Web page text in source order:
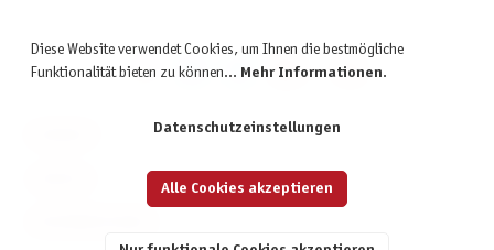
Diese Website verwendet Cookies, um Ihnen die bestmögliche
Funktionalität bieten zu können... Mehr Informationen.
Datenschutzeinstellungen
Alle Cookies akzeptieren